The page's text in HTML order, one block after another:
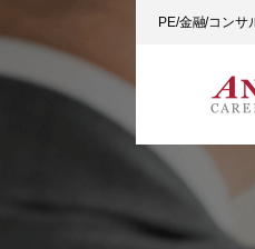
PE/金融/コン